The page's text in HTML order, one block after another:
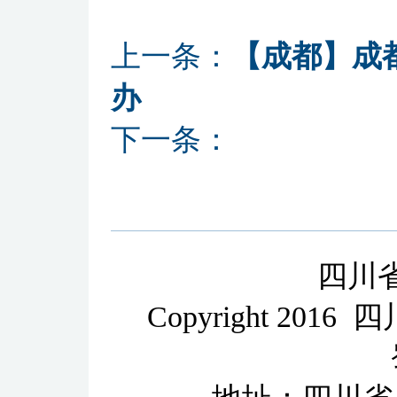
上一条：
【成都】
办
下一条：
四川
Copyright 2016 四